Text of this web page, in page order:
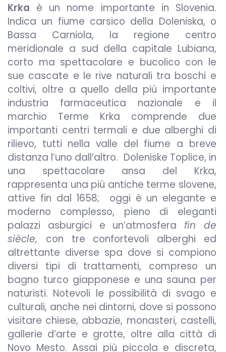
Krka è un nome importante in Slovenia.
Indica un fiume carsico della Doleniska, o
Bassa Carniola, la regione centro
meridionale a sud della capitale Lubiana,
corto ma spettacolare e bucolico con le
sue cascate e le rive naturali tra boschi e
coltivi, oltre a quello della più importante
industria farmaceutica nazionale e il
marchio Terme Krka comprende due
importanti centri termali e due alberghi di
rilievo, tutti nella valle del fiume a breve
distanza l’uno dall’altro. Doleniske Toplice, in
una spettacolare ansa del Krka,
rappresenta una più antiche terme slovene,
attive fin dal 1658; oggi è un elegante e
moderno complesso, pieno di eleganti
palazzi asburgici e un’atmosfera fin de
siècle, con tre confortevoli alberghi ed
altrettante diverse spa dove si compiono
diversi tipi di trattamenti, compreso un
bagno turco giapponese e una sauna per
naturisti. Notevoli le possibilità di svago e
culturali, anche nei dintorni, dove si possono
visitare chiese, abbazie, monasteri, castelli,
gallerie d’arte e grotte, oltre alla città di
Novo Mesto. Assai più piccola e discreta,